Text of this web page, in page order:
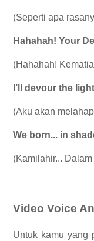
(Seperti apa
Hahahah! Your
(Hahahah!
I’ll devour the light
(Aku akan
We born... in
(Kamilahir...
Video Voice
Untuk kamu yang